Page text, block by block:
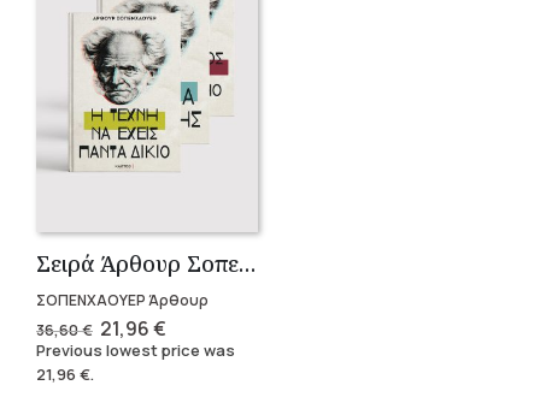
Σειρά Άρθουρ Σοπενχάουερ (3 βιβλία)
ΣΟΠΕΝΧΑΟΥΕΡ Άρθουρ
36,60€ Original
price
was:
21,96€Current
price
is:
Previous lowest price was
21,96 €.